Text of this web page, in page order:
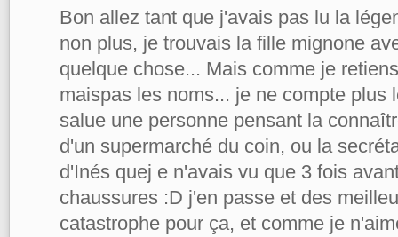
Bon allez tant que j'avais pas lu la
non plus, je trouvais la fille mignone
quelque chose... Mais comme je
maispas les noms... je ne compte plus
salue une personne pensant la
d'un supermarché du coin, ou la
d'Inés quej e n'avais vu que 3 fois
chaussures :D j'en passe et des
catastrophe pour ça, et comme je